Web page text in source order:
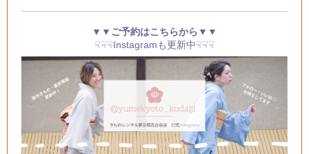
▼▼ご予約はこちらから▼▼
☟☟☟Instagramも更新中☟☟☟